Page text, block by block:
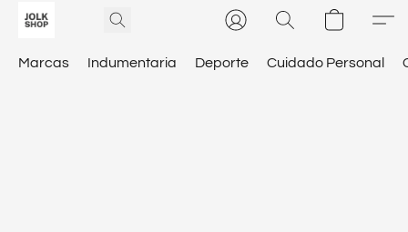
Marcas Indumentaria Deporte Cuidado Personal